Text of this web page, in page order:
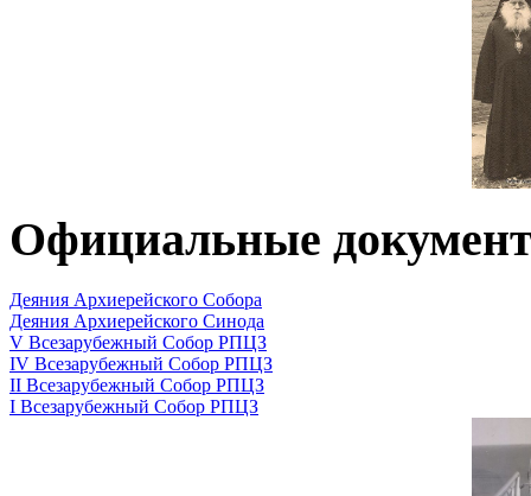
Официальные
Деяния Архиерейского Собора
Деяния Архиерейского Синода
V Всезарубежный Собор РПЦЗ
IV Всезарубежный Собор РПЦЗ
II Всезарубежный Собор РПЦЗ
I Всезарубежный Собор РПЦЗ